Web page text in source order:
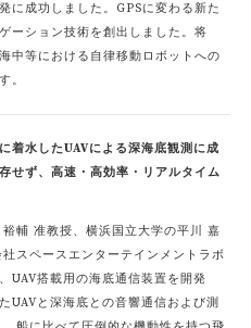
に成功しました。GPSに変わる新た
ーション技術を創出しました。将
中等における自律移動ロボットへの
。
着水したUAVによる深海底観測に成
せず、高速・高効率・リアルタイム
輔 准教授、横浜国立大学の平川 嘉
スペースエンターテインメントラボ
UAV搭載用の海底通信装置を開発
UAVと深海底との音響通信および測